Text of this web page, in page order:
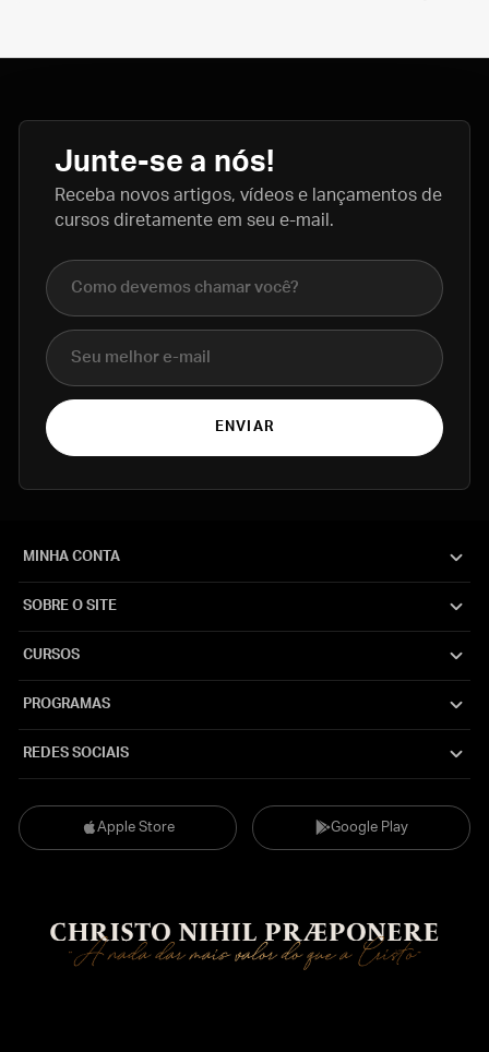
Junte-se a nós!
Receba novos artigos, vídeos e lançamentos de
cursos diretamente em seu e-mail.
Nome completo
E-mail
ENVIAR
Apple Store Google Play
MINHA CONTA
SOBRE O SITE
CURSOS
PROGRAMAS
REDES SOCIAIS